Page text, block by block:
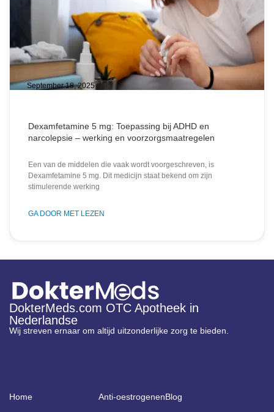
Dexamfetamine 5 mg: Toepassing bij ADHD en
narcolepsie – werking en voorzorgsmaatregelen
Een van de middelen die vaak wordt voorgeschreven, is
Dexamfetamine 5 mg. Dit medicijn staat bekend om zijn
stimulerende werking
GA DOOR MET LEZEN
September 18, 2025
DokterMeds.com OTC Apotheek in
Nederlandse
Wij streven ernaar om altijd uitzonderlijke zorg te bieden.
Home Anti-oestrogenenBlog